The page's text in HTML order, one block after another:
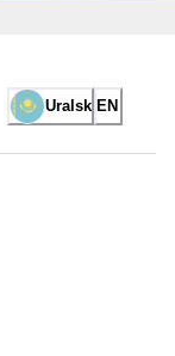
Uralsk EN